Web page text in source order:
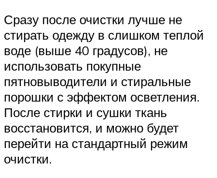
Сразу после очистки лучше не
стирать одежду в слишком теплой
воде (выше 40 градусов), не
использовать покупные
пятновыводители и стиральные
порошки с эффектом осветления.
После стирки и сушки ткань
восстановится, и можно будет
перейти на стандартный режим
очистки.